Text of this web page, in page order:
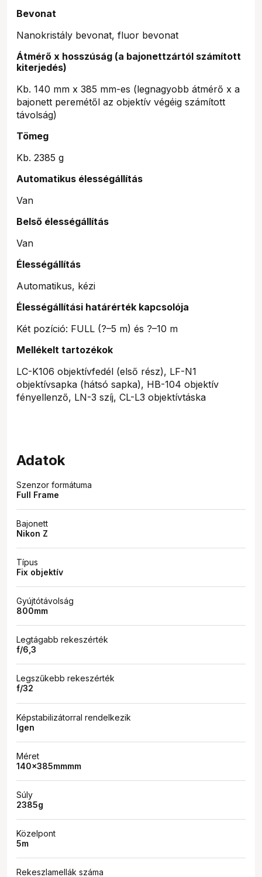
Bevonat
Nanokristály bevonat, fluor bevonat
Átmérő x hosszúság (a bajonettzártól számított
kiterjedés)
Kb. 140 mm x 385 mm-es (legnagyobb átmérő x a
bajonett peremétől az objektív végéig számított
távolság)
Tömeg
Kb. 2385 g
Automatikus élességállítás
Van
Belső élességállítás
Van
Élességállítás
Automatikus, kézi
Élességállítási határérték kapcsolója
Két pozíció: FULL (?–5 m) és ?–10 m
Mellékelt tartozékok
LC-K106 objektívfedél (első rész), LF-N1
objektívsapka (hátsó sapka), HB-104 objektív
fényellenző, LN-3 szíj, CL-L3 objektívtáska
Adatok
Szenzor formátuma
Full Frame
Bajonett
Nikon Z
Típus
Fix objektív
Gyújtótávolság
800mm
Legtágabb rekeszérték
f/6,3
Legszűkebb rekeszérték
f/32
Képstabilizátorral rendelkezik
Igen
Méret
140x385mmmm
Súly
2385g
Közelpont
5m
Rekeszlamellák száma